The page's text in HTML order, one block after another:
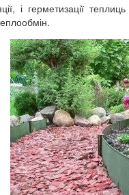
і герметизації